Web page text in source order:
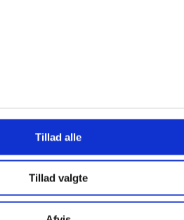
Tillad alle
Tillad valgte
Reol serie, som er et
Med Klarskov Bue Reol Høj kan
og læringsmiljøer.